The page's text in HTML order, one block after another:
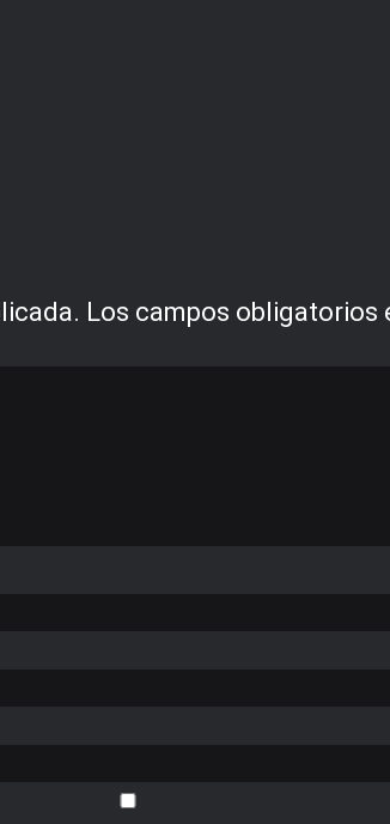
Los campos obligatorios